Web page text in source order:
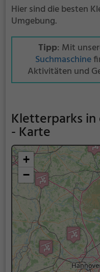
Hier sind die besten
Umgebung.
Tipp: Mit
Suchmaschine
Aktivitäten und
Kletterparks in
- Karte
+
−